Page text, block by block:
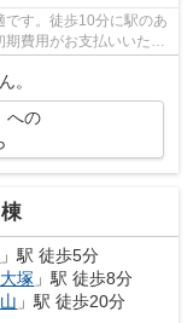
す。徒歩10分に駅のあ
費用がお支払いいただ
。
への
」駅 徒歩5分
塚 」駅 徒歩8分
」駅 徒歩20分